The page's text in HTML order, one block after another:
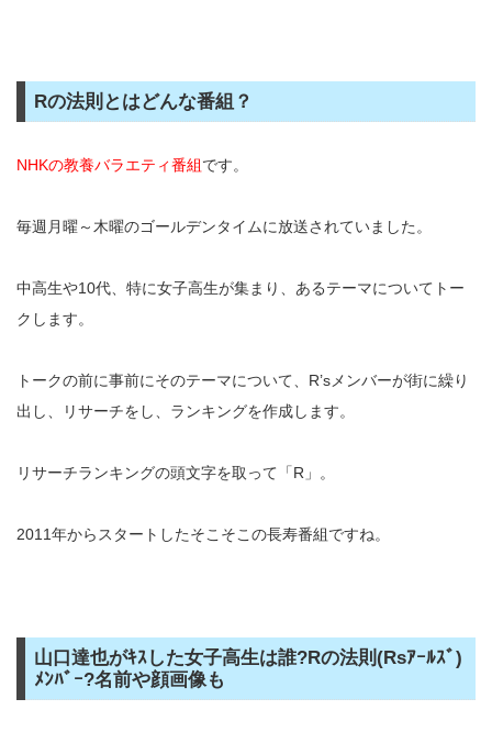
Rの法則とはどんな番組？
NHKの教養バラエティ番組です。
毎週月曜～木曜のゴールデンタイムに放送されていました。
中高生や10代、特に女子高生が集まり、あるテーマについてトー
クします。
トークの前に事前にそのテーマについて、R’sメンバーが街に繰り
出し、リサーチをし、ランキングを作成します。
リサーチランキングの頭文字を取って「R」。
2011年からスタートしたそこそこの長寿番組ですね。
山口達也がｷｽした女子高生は誰?Rの法則(Rsｱｰﾙｽﾞ)
ﾒﾝﾊﾞｰ?名前や顔画像も